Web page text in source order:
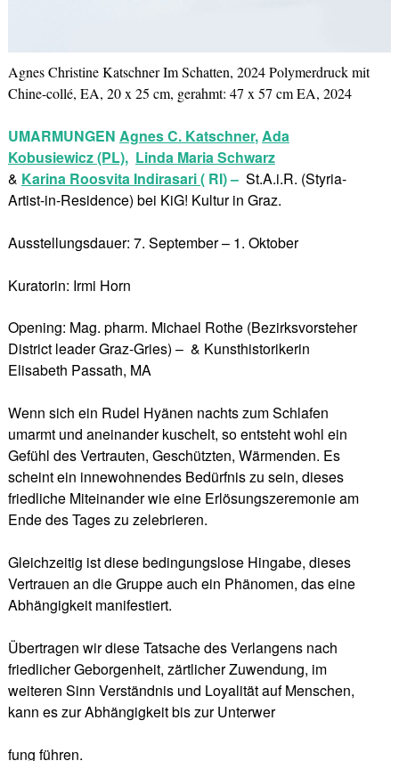
Agnes Christine Katschner Im Schatten, 2024 Polymerdruck mit
Chine-collé, EA, 20 x 25 cm, gerahmt: 47 x 57 cm EA, 2024
UMARMUNGEN Agnes C. Katschner,Ada
Kobusiewicz (PL), Linda Maria Schwarz
& Karina Roosvita Indirasari (RI) – St.A.i.R. (Styria-
Artist-in-Residence) bei KiG! Kultur in Graz.
Ausstellungsdauer: 7. September – 1. Oktober
Kuratorin: Irmi Horn
Opening: Mag. pharm. Michael Rothe (Bezirksvorsteher
District leader Graz-Gries) – & Kunsthistorikerin
Elisabeth Passath, MA
Wenn sich ein Rudel Hyänen nachts zum Schlafen
umarmt und aneinander kuschelt, so entsteht wohl ein
Gefühl des Vertrauten, Geschützten, Wärmenden. Es
scheint ein innewohnendes Bedürfnis zu sein, dieses
friedliche Miteinander wie eine Erlösungszeremonie am
Ende des Tages zu zelebrieren.
Gleichzeitig ist diese bedingungslose Hingabe, dieses
Vertrauen an die Gruppe auch ein Phänomen, das eine
Abhängigkeit manifestiert.
Übertragen wir diese Tatsache des Verlangens nach
friedlicher Geborgenheit, zärtlicher Zuwendung, im
weiteren Sinn Verständnis und Loyalität auf Menschen,
kann es zur Abhängigkeit bis zur Unterwer
fung führen.